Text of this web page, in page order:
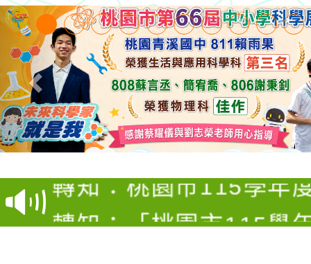
【甄選結果(第4招)】
學年度第1學期第9次代
結果(第4招)
【甄選結果(第12招)】
學年度第1學期第7次代
結果(第12招)
轉知：桃園市115學年
賽及師生本土語及新住
轉知：「桃園市115學